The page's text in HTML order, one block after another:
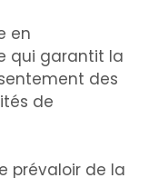
en
qui garantit la
des
de
prévaloir de la